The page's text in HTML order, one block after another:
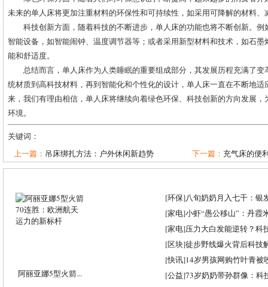
未来的单人床将更加注重材料的环保性和可持续性，如采用可降解的材料
科技创新方面，随着科技的不断进步，单人床的功能也将不断创新。
智能设备，如智能闹钟、温度调节器等；或者采用新型材料和技术，如石
能和舒适度。
总结而言，单人床作为人类睡眠的重要组成部分，其发展历程充满了
统材质到高科技材料，再到智能化和个性化的设计，单人床一直在不断地
来，我们有理由相信，单人床将继续向着绿色环保、科技创新的方向发展
环境。
关键词：
上一篇： 吊床绑扎方法：户外休闲新趋势 下一篇： 充气床的便
阿丽亚娜5型火箭...
[环保]八旬奶奶月入七千：银
[家电]小虾“愚公移山”：丹霞
[家电]压力大白发能逆转？科
[区块]徒步野线爆火背后科技
[快讯]14岁男孩网购竹叶青被
[公益]73岁奶奶带孙群像：科